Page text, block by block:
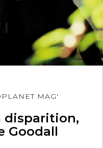
MAG'
disparition,
Goodall